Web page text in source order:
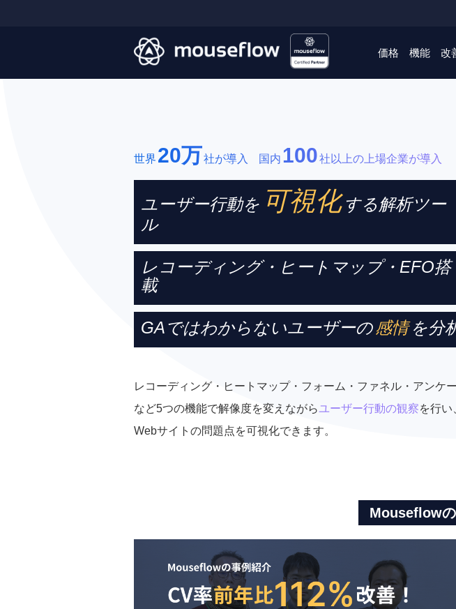
改
機能
価格
世界 20万社が導入 国内 100社以上の上場企業が導入
ユーザー行動を 可視化 する解析ツー
ル
レコーディング・ヒートマップ・EFO搭
載
GAではわからないユーザーの感情 を分
レコーディング・ヒートマップ・フォーム・ファネル・アンケ
など5つの機能で解像度を変えながらユーザー行動の観察を行い
Webサイトの問題点を可視化できます。
Mouseflow